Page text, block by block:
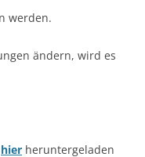
werden.
ändern, wird es
hier heruntergeladen